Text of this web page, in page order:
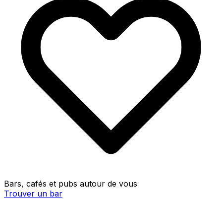
Bars, cafés et pubs autour de vous
Trouver un bar